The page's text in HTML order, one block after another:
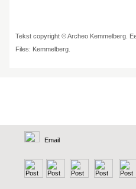
Tekst copyright © Archeo Kemmelberg.
Files: Kemmelberg.
Email